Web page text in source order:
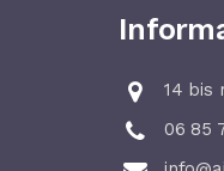
14 bis
06 85